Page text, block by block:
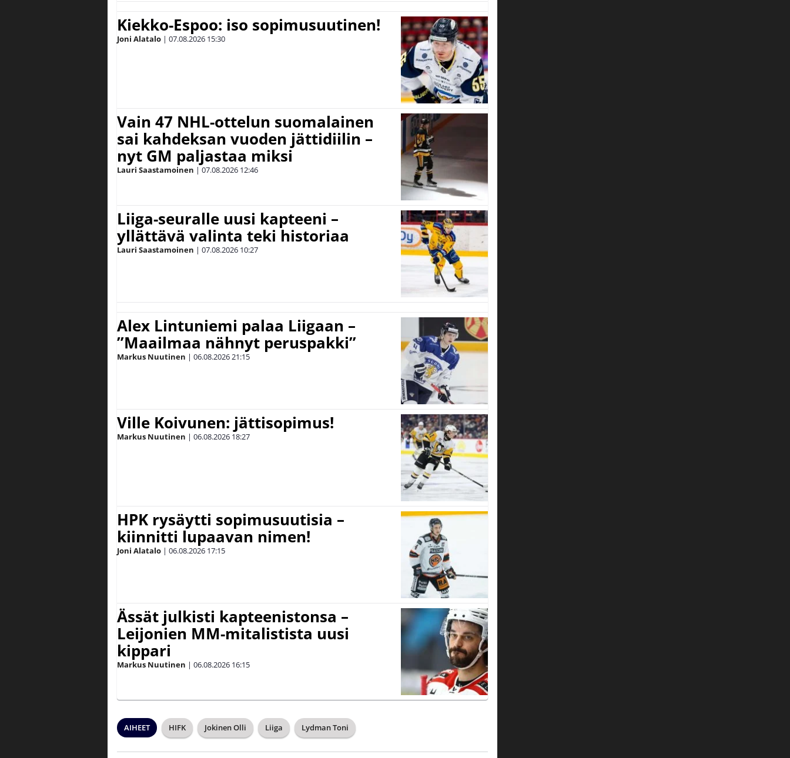
Kiekko-Espoo: iso sopimusuutinen!
Joni Alatalo | 07.08.2026 15:30
Vain 47 NHL-ottelun suomalainen
sai kahdeksan vuoden jättidiilin –
nyt GM paljastaa miksi
Lauri Saastamoinen | 07.08.2026 12:46
Liiga-seuralle uusi kapteeni –
yllättävä valinta teki historiaa
Lauri Saastamoinen | 07.08.2026 10:27
Alex Lintuniemi palaa Liigaan –
”Maailmaa nähnyt peruspakki”
Markus Nuutinen | 06.08.202621:15
Ville Koivunen: jättisopimus!
Markus Nuutinen | 06.08.2026 18:27
HPK rysäytti sopimusuutisia –
kiinnitti lupaavan nimen!
Joni Alatalo | 06.08.2026 17:15
Ässät julkisti kapteenistonsa –
Leijonien MM-mitalistista uusi
kippari
Markus Nuutinen | 06.08.2026 16:15
AIHEET HIFK Jokinen Olli Liiga Lydman Toni